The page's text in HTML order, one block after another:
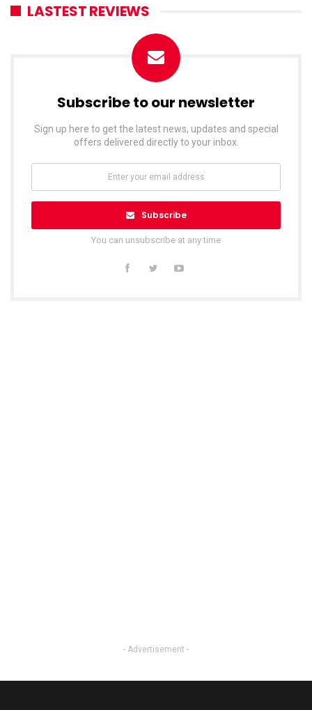
LASTEST REVIEWS
Subscribe to our newsletter
Sign up here to get the latest news, updates and special
offers delivered directly to your inbox.
Subscribe
You can unsubscribe at any time
- Advertisement -